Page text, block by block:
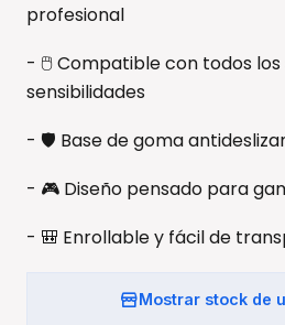
profesional
- 🖱️ Compatible con todos los
sensibilidades
- 🛡️ Base de goma
- 🎮 Diseño pensado para
- 🎒 Enrollable y fácil de
Mostrar stock de